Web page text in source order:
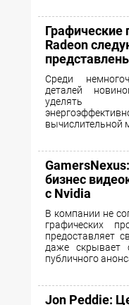
Графические
Radeon
Среди
деталей
уделять
вычислительной
бизнес
с Nvidia
В компании не
графических
предоставляет
даже скрывает
публичного
Jon Peddie: